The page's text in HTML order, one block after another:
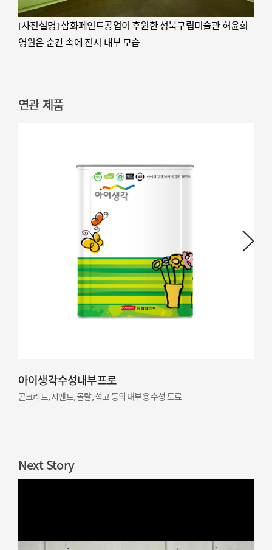
[사진설명] 삼화페인트공업이 후원한 성북구립미술관 허윤희
영원은 순간 속에 전시 내부 모습
연관 제품
아이생각수성내부프로
콘크리트, 시멘트, 몰탈, 석고 등의 내부용 수성 도료
Next Story